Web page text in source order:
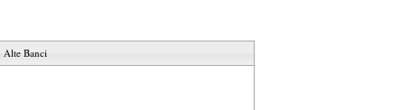
Alte Banci